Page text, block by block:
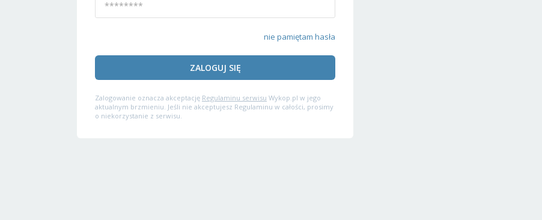
nie pamiętam hasła
ZALOGUJ SIĘ
Zalogowanie oznacza akceptację Regulaminu serwisu Wykop.pl w jego
aktualnym brzmieniu. Jeśli nie akceptujesz Regulaminu w całości, prosimy
o niekorzystanie z serwisu.